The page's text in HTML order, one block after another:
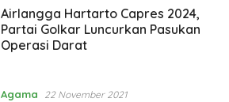
Airlangga Hartarto Capres 2024,
Partai Golkar Luncurkan Pasukan
Operasi Darat
Agama 22 November 2021